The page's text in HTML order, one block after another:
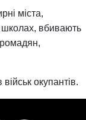
міста,
школах, вбивають
окупантів.